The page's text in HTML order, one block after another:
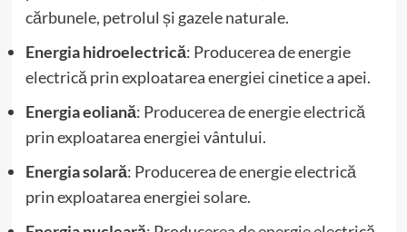
cărbunele, petrolul și gazele naturale.
Energia hidroelectrică: Producerea de energie
electrică prin exploatarea energiei cinetice a apei.
Energia eoliană: Producerea de energie electrică
prin exploatarea energiei vântului.
Energia solară: Producerea de energie electrică
prin exploatarea energiei solare.